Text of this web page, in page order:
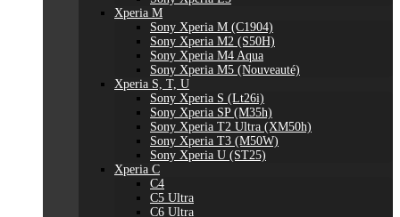
Xperia M
Sony Xperia M (C1904)
Sony Xperia M2 (S50H)
Sony Xperia M4 Aqua
Sony Xperia M5 (Nouveauté)
Xperia S, T, U
Sony Xperia S (Lt26i)
Sony Xperia SP (M35h)
Sony Xperia T2 Ultra (XM50h)
Sony Xperia T3 (M50W)
Sony Xperia U (ST25)
Xperia C
C4
C5 Ultra
C6 Ultra